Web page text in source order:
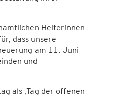
Helferinnen
dass unsere
am 11. Juni
und
als ‚Tag der offenen